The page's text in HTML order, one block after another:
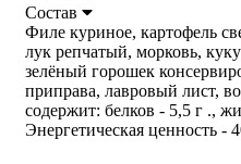
Состав
Филе куриное, картофель
лук репчатый, морковь,
зелёный горошек
приправа, лавровый лист,
содержит: белков - 5,5 г .,
Энергетическая ценность -